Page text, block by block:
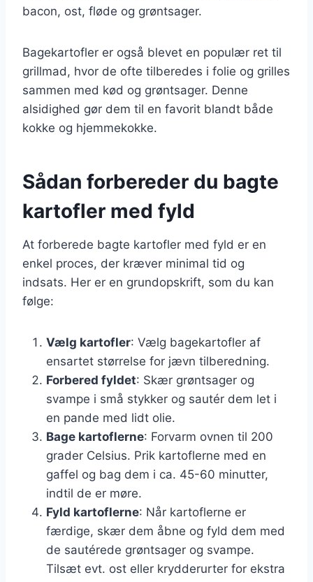
bacon, ost, fløde og grøntsager.
Bagekartofler er også blevet en populær ret til
grillmad, hvor de ofte tilberedes i folie og grilles
sammen med kød og grøntsager. Denne
alsidighed gør dem til en favorit blandt både
kokke og hjemmekokke.
Sådan forbereder du bagte
kartofler med fyld
At forberede bagte kartofler med fyld er en
enkel proces, der kræver minimal tid og
indsats. Her er en grundopskrift, som du kan
følge:
Vælg kartofler: Vælg bagekartofler af
ensartet størrelse for jævn tilberedning.
Forbered fyldet: Skær grøntsager og
svampe i små stykker og sautér dem let i
en pande med lidt olie.
Bage kartoflerne: Forvarm ovnen til 200
grader Celsius. Prik kartoflerne med en
gaffel og bag dem i ca. 45-60 minutter,
indtil de er møre.
Fyld kartoflerne: Når kartoflerne er
færdige, skær dem åbne og fyld dem med
de sautérede grøntsager og svampe.
Tilsæt evt. ost eller krydderurter for ekstra